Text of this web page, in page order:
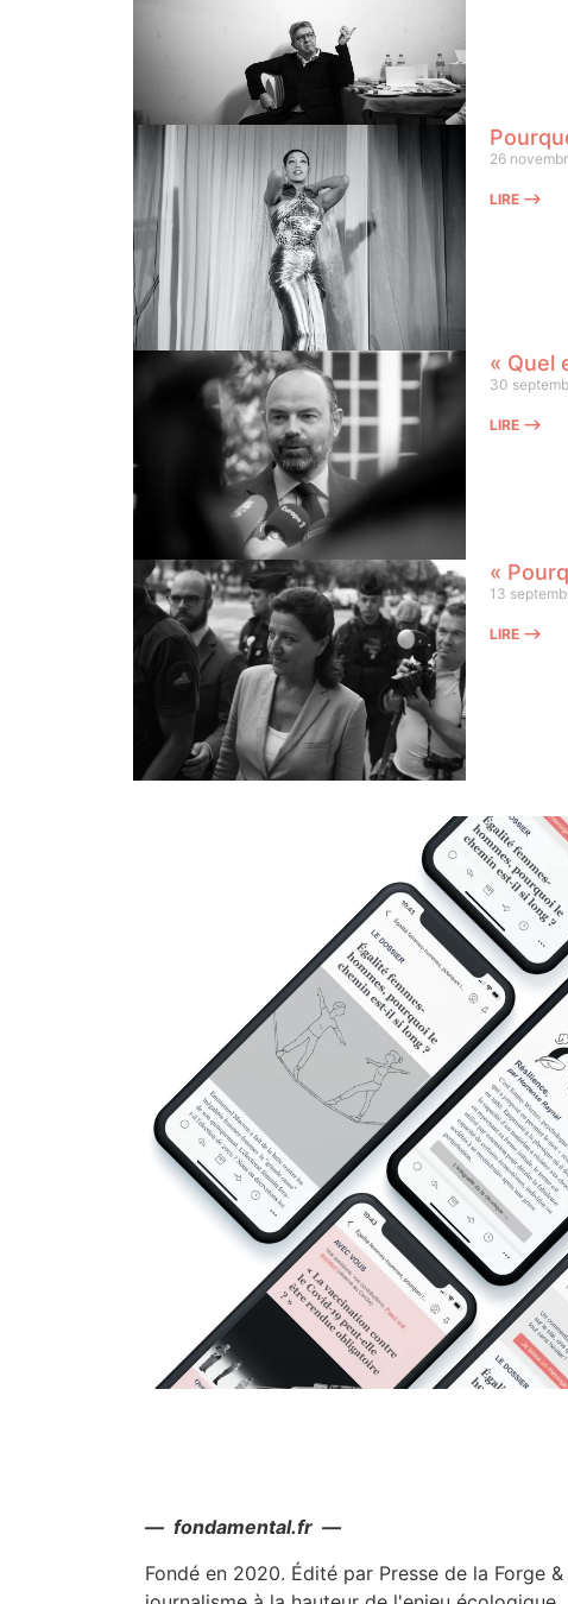
26
LIRE ⟶
« Quel
30
LIRE ⟶
«
13
LIRE ⟶
— fondamental.fr —
Fondé en 2020. Édité par Presse de la Forge &